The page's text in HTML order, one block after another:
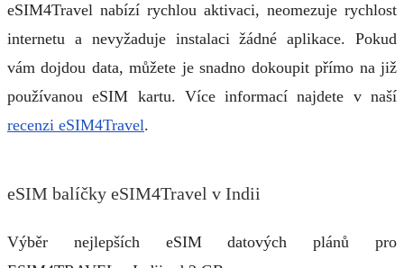
eSIM4Travel nabízí rychlou aktivaci, neomezuje rychlost
internetu a nevyžaduje instalaci žádné aplikace. Pokud
vám dojdou data, můžete je snadno dokoupit přímo na již
používanou eSIM kartu. Více informací najdete v naší
recenzi eSIM4Travel.
eSIM balíčky eSIM4Travel v Indii
Výběr nejlepších eSIM datových plánů pro